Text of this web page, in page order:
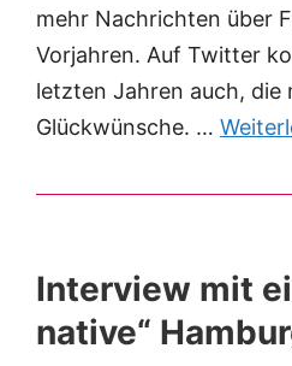
mehr Nachrichten über
Vorjahren. Auf Twitter
letzten Jahren auch, die
Glückwünsche. …
Interview mit
native“